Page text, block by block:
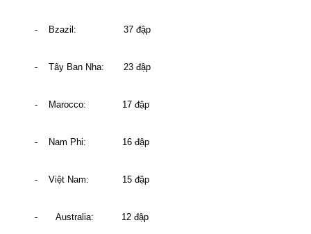
- Bzazil: 37 đập
- Tây Ban Nha: 23 đập
- Marocco: 17 đập
- Nam Phi: 16 đập
- Việt Nam: 15 đập
- Australia: 12 đập